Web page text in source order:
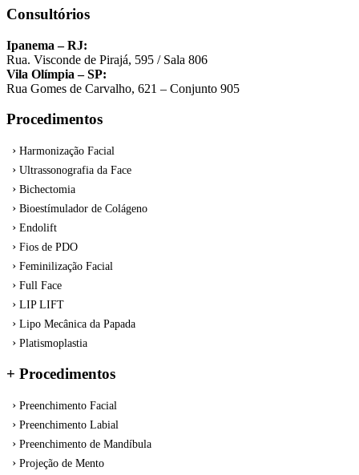
Consultórios
Ipanema – RJ:
Rua. Visconde de Pirajá, 595 / Sala 806
Vila Olímpia – SP:
Rua Gomes de Carvalho, 621 – Conjunto 905
Procedimentos
Harmonização Facial
Ultrassonografia da Face
Bichectomia
Bioestímulador de Colágeno
Endolift
Fios de PDO
Feminilização Facial
Full Face
LIP LIFT
Lipo Mecânica da Papada
Platismoplastia
+ Procedimentos
Preenchimento Facial
Preenchimento Labial
Preenchimento de Mandíbula
Projeção de Mento